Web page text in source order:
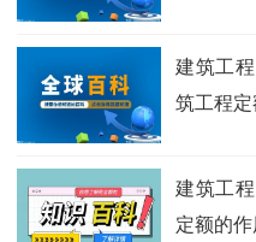
建筑工
筑工程
建筑工
定额的作